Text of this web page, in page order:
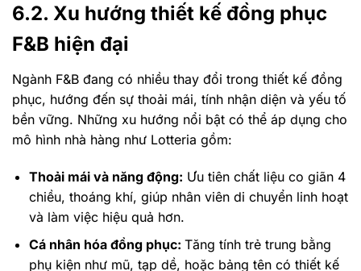
6.2. Xu hướng thiết kế đồng phục
F&B hiện đại
Ngành F&B đang có nhiều thay đổi trong thiết kế đồng
phục, hướng đến sự thoải mái, tính nhận diện và yếu tố
bền vững. Những xu hướng nổi bật có thể áp dụng cho
mô hình nhà hàng như Lotteria gồm:
Thoải mái và năng động: Ưu tiên chất liệu co giãn 4
chiều, thoáng khí, giúp nhân viên di chuyển linh hoạt
và làm việc hiệu quả hơn.
Cá nhân hóa đồng phục: Tăng tính trẻ trung bằng
phụ kiện như mũ, tạp dề, hoặc bảng tên có thiết kế